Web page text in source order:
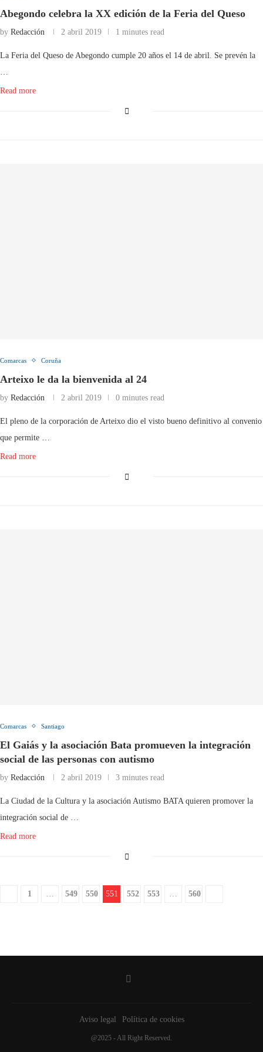
Abegondo celebra la XX edición de la Feria del Queso
by Redacción 2 abril 2019 1 minutes read
La Feria del Queso de Abegondo cumple 20 años el 14 de abril. Se prevén la
…
Read more
Comarcas Coruña
Arteixo le da la bienvenida al 24
by Redacción 2 abril 2019 0 minutes read
El pleno de la corporación de Arteixo dio el visto bueno definitivo al convenio
que permite …
Read more
Comarcas Santiago
El Gaiás y la asociación Bata promueven la integración
social de las personas con autismo
by Redacción 2 abril 2019 3 minutes read
La Ciudad de la Cultura y la asociación Autismo BATA quieren promover la
integración social de …
Read more
1 549 550 551 552 553 560
Aviso legal Política de cookies
@2025 - All Right Reserved.